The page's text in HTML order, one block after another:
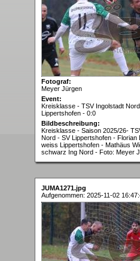
Fotograf:
Meyer Jürgen
Event:
Kreisklasse - TSV Ingolstadt
Lippertshofen - 0:0
Bildbeschreibung:
Kreisklasse - Saison 2025/26-
Nord - SV Lippertshofen - Florian
weiss Lippertshofen - Mathäus
schwarz Ing Nord - Foto: Meyer
JUMA1271.jpg
Aufgenommen: 2025-11-02